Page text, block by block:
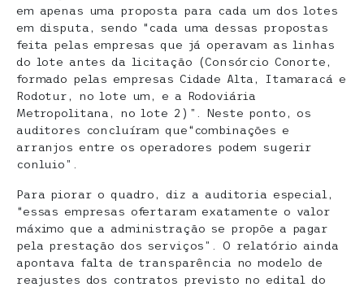
em apenas uma proposta para cada um dos lotes
em disputa, sendo “cada uma dessas propostas
feita pelas empresas que já operavam as linhas
do lote antes da licitação (Consórcio Conorte,
formado pelas empresas Cidade Alta, Itamaracá e
Rodotur, no lote um, e a Rodoviária
Metropolitana, no lote 2)”. Neste ponto, os
auditores concluíram que“combinações e
arranjos entre os operadores podem sugerir
conluio”.
Para piorar o quadro, diz a auditoria especial,
“essas empresas ofertaram exatamente o valor
máximo que a administração se propõe a pagar
pela prestação dos serviços”. O relatório ainda
apontava falta de transparência no modelo de
reajustes dos contratos previsto no edital do